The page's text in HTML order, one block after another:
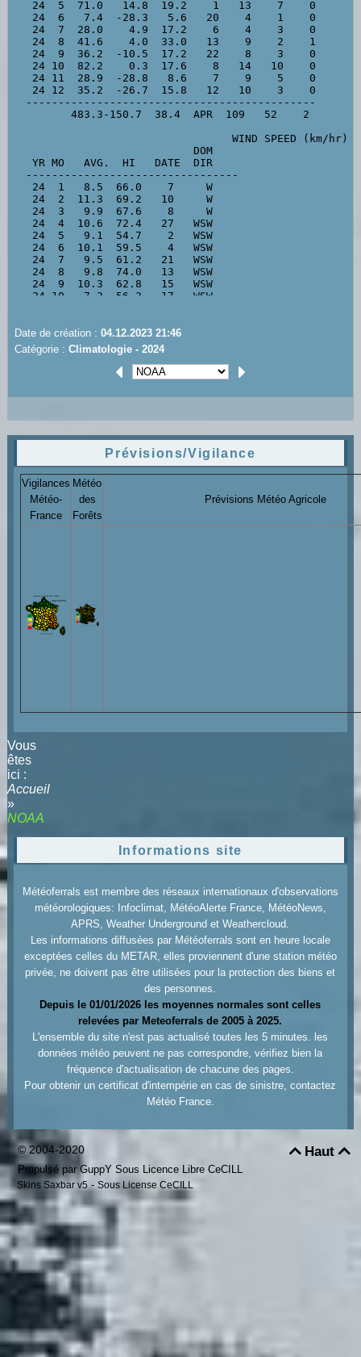
Date de création : 04.12.2023 21:46
Catégorie : Climatologie - 2024
Prévisions/Vigilance
Vigilances
Météo-
France
Météo
des
Forêts
Prévisions Météo Agricole
Vous
êtes
ici :
Accueil
»
NOAA
Informations site
Météoferrals est membre des réseaux internationaux d'observations
météorologiques: Infoclimat, MétéoAlerte France, MétéoNews,
APRS, Weather Underground et Weathercloud.
Les informations diffusées par Météoferrals sont en heure locale
exceptées celles du METAR, elles proviennent d'une station météo
privée, ne doivent pas être utilisées pour la protection des biens et
des personnes.
Depuis le 01/01/2026 les moyennes normales sont celles
relevées par Meteoferrals de 2005 à 2025.
L'ensemble du site n'est pas actualisé toutes les 5 minutes. les
données météo peuvent ne pas correspondre, vérifiez bien la
fréquence d'actualisation de chacune des pages.
Pour obtenir un certificat d'intempérie en cas de sinistre, contactez
Météo France.
Haut
© 2004-2020
Propulsé par GuppY Sous Licence Libre CeCILL
Skins Saxbar v5- Sous License CeCILL